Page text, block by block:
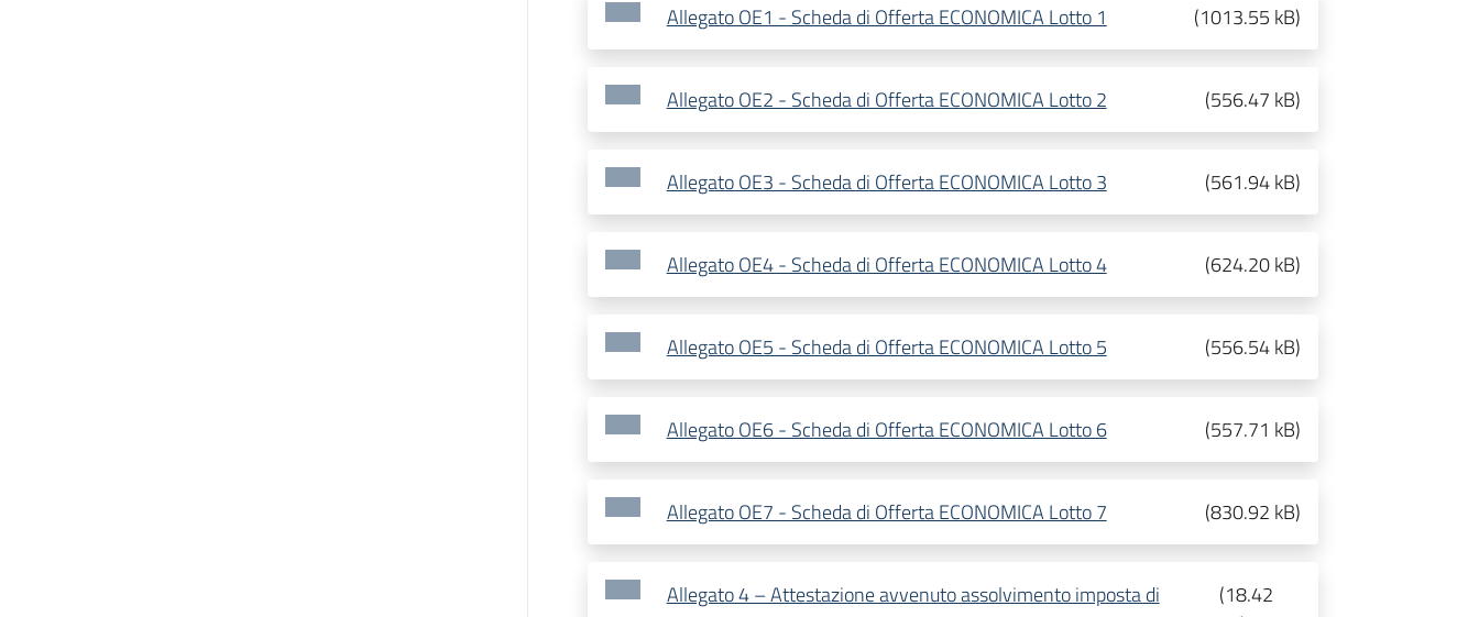
Allegato OE1 - Scheda di Offerta ECONOMICA Lotto 1 (1013.55 kB)
Allegato OE2 - Scheda di Offerta ECONOMICA Lotto 2 (556.47 kB)
Allegato OE3 - Scheda di Offerta ECONOMICA Lotto 3 (561.94 kB)
Allegato OE4 - Scheda di Offerta ECONOMICA Lotto 4 (624.20 kB)
Allegato OE5 - Scheda di Offerta ECONOMICA Lotto 5 (556.54 kB)
Allegato OE6 - Scheda di Offerta ECONOMICA Lotto 6 (557.71 kB)
Allegato OE7 - Scheda di Offerta ECONOMICA Lotto 7 (830.92 kB)
Allegato 4 – Attestazione avvenuto assolvimento imposta di
(18.42